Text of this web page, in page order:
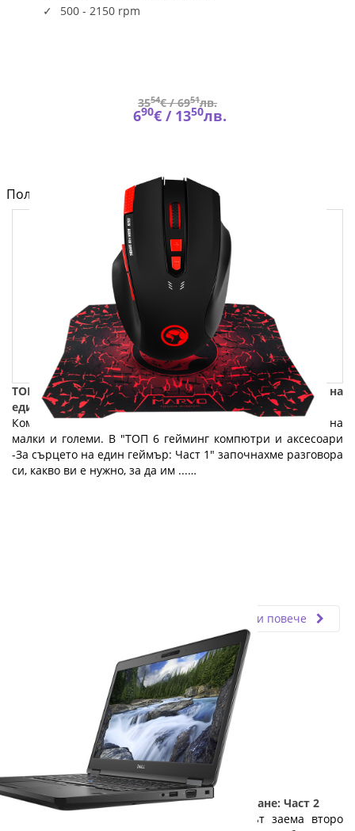
500 - 2150 rpm
3554€ /6951лв.
690€ / 1350лв.
Полезно от блога за компютри и лаптопи на Fly.bg
ТОП 6 гейминг компютри и аксесоари - За сърцето на
един геймър: Част 2
Компютърните игри са любимо предизвикателство на
малки и големи. В "ТОП 6 гейминг компютри и аксесоари
-За сърцето на един геймър: Част 1" започнахме разговора
си, какво ви е нужно, за да им ...…
Прочети повече
5 причини да изберете лаптоп на изплащане: Част 2
Веднага след мобилния телефон, лаптопът заема второ